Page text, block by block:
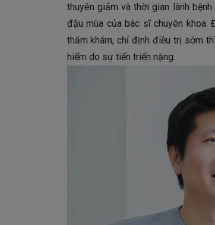
thuyên giảm và thời gian lành
đậu mùa của bác sĩ chuyên khoa.
thăm khám, chỉ định điều trị sớm
hiểm do sự tiến triển nặng.